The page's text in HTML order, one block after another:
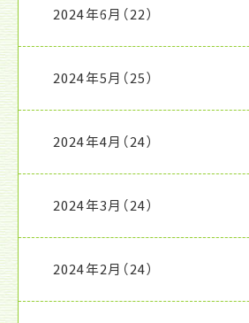
2024年6月 （22）
2024年5月 （25）
2024年4月 （24）
2024年3月 （24）
2024年2月 （24）